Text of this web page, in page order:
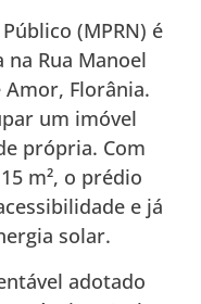
(MPRN) é
Rua Manoel
Amor, Florânia.
um imóvel
própria. Com
m², o prédio
e já
solar.
adotado